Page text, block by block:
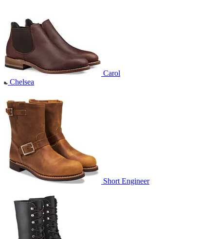
Carol
Chelsea
Short Engineer